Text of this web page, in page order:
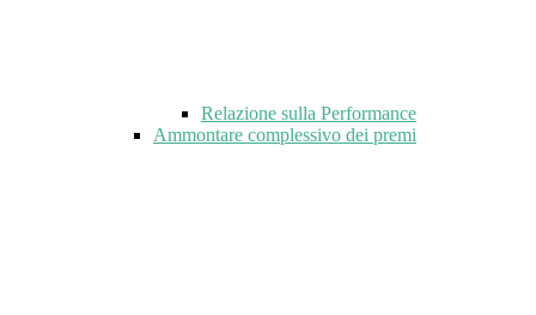
Relazione sulla Performance
Ammontare complessivo dei premi